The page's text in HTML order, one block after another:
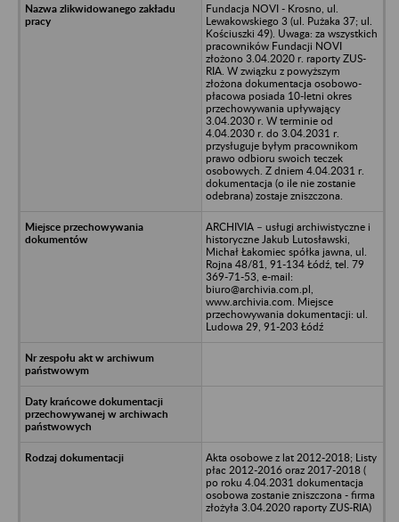
Fundacja NOVI - Krosno, ul.
Lewakowskiego 3 (ul. Pużaka 37; ul.
Kościuszki 49). Uwaga: za wszystkich
pracowników Fundacji NOVI
złożono 3.04.2020 r. raporty ZUS-
RIA. W związku z powyższym
złożona dokumentacja osobowo-
płacowa posiada 10-letni okres
przechowywania upływający
3.04.2030 r. W terminie od
4.04.2030 r. do 3.04.2031 r.
przysługuje byłym pracownikom
prawo odbioru swoich teczek
osobowych. Z dniem 4.04.2031 r.
dokumentacja (o ile nie zostanie
odebrana) zostaje zniszczona.
ARCHIVIA – usługi archiwistyczne i
historyczne Jakub Lutosławski,
Michał Łakomiec spółka jawna, ul.
Rojna 48/81, 91-134 Łódź, tel. 79
369-71-53, e-mail:
biuro@archivia.com.pl,
www.archivia.com. Miejsce
przechowywania dokumentacji: ul.
Ludowa 29, 91-203 Łódź
Akta osobowe z lat 2012-2018; Listy
płac 2012-2016 oraz 2017-2018 (
po roku 4.04.2031 dokumentacja
osobowa zostanie zniszczona - firma
złożyła 3.04.2020 raporty ZUS-RIA)